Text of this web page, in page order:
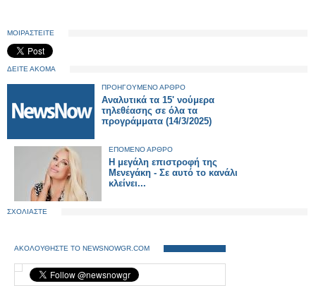
ΜΟΙΡΑΣΤΕΙΤΕ
ΔΕΙΤΕ ΑΚΟΜΑ
ΠΡΟΗΓΟΥΜΕΝΟ ΑΡΘΡΟ
Αναλυτικά τα 15' νούμερα
τηλεθέασης σε όλα τα
προγράμματα (14/3/2025)
ΕΠΟΜΕΝΟ ΑΡΘΡΟ
Η μεγάλη επιστροφή της
Μενεγάκη - Σε αυτό το κανάλι
κλείνει...
ΣΧΟΛΙΑΣΤΕ
ΑΚΟΛΟΥΘΗΣΤΕ ΤΟ NEWSNOWGR.COM